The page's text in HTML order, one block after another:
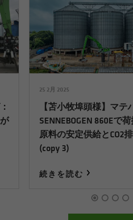
25 2月 2025
【苫小牧埠頭様】マテ
SENNEBOGEN 860Eで
原料の安定供給とCO2
(copy 3)
続きを読む